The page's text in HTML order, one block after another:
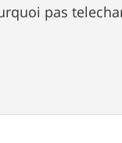
pas